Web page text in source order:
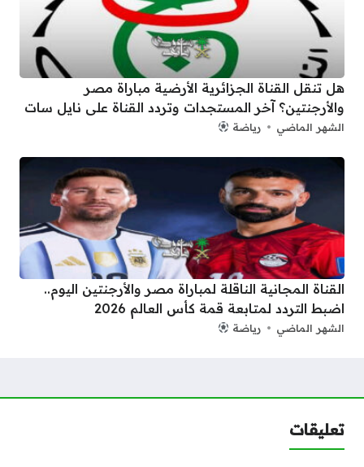
هل تنقل القناة الجزائرية الأرضية مباراة مصر
والأرجنتين؟ آخر المستجدات وتردد القناة على نايل سات
الشهر الماضي رياضة
القناة المجانية الناقلة لمباراة مصر والأرجنتين اليوم..
اضبط التردد لمتابعة قمة كأس العالم 2026
الشهر الماضي رياضة
تعليقات